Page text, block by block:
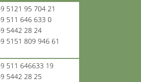
5121 95 704 21
511 646 633 0
5442 28 24
5151 809 946 61
511 646633 19
5442 28 25